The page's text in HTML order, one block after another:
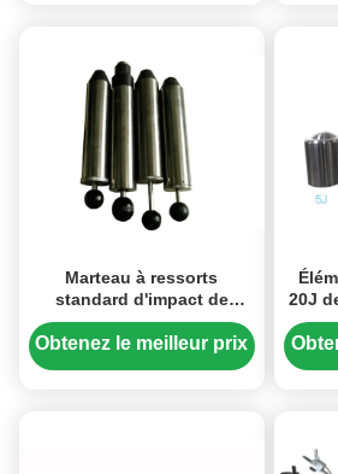
Marteau à ressorts
standard d'impact de
machine d'essai d'impact
d'énergie de Protable 2J
Obtenez le meilleur prix
20J